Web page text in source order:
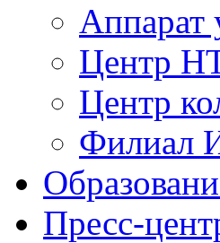
Аппарат
Центр
Центр
Филиал
Пресс-